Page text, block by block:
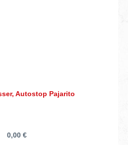
Autostop Pajarito
0,00 €